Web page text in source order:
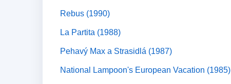
Rebus (1990)
La Partita (1988)
Pehavý Max a Strasidlá (1987)
National Lampoon's European Vacation (1985)